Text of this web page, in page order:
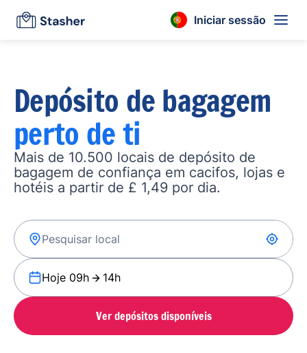
Iniciar sessão
Depósito de bagagem
perto de ti
Mais de 10.500 locais de depósito de
bagagem de confiança em cacifos, lojas e
hotéis a partir de £ 1,49 por dia.
Hoje 09h 14h
Ver depósitos disponíveis